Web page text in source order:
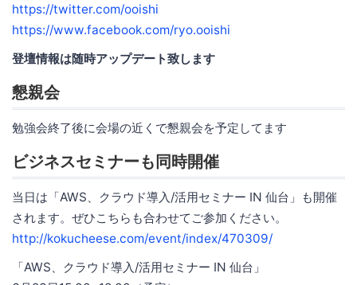
https://twitter.com/ooishi
https://www.facebook.com/ryo.ooishi
登壇情報は随時アップデート致します
懇親会
勉強会終了後に会場の近くで懇親会を予定してます
ビジネスセミナーも同時開催
当日は「AWS、クラウド導入/活用セミナー IN 仙台」も開催
されます。ぜひこちらも合わせてご参加ください。
http://kokucheese.com/event/index/470309/
「AWS、クラウド導入/活用セミナー IN 仙台」